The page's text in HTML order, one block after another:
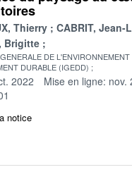
Thierry
CABRIT, Jean-
Brigitte
DE L'ENVIRONNEMENT
DURABLE (IGEDD)
2022 Mise en ligne: nov.
notice